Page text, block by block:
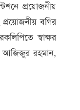
প্রয়োজনীয়
বগির
স্বাক্ষর
আজিজুর রহমান,